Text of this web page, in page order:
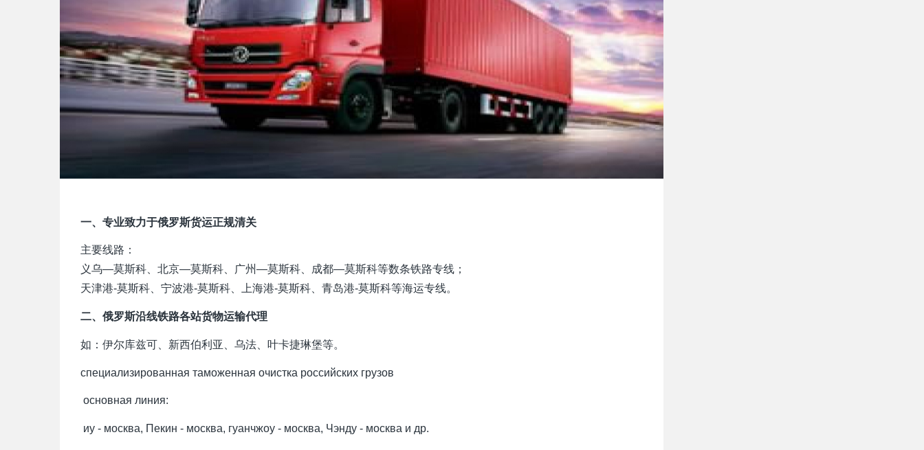
一、专业致力于俄罗斯货运正规清关
主要线路：
义乌—莫斯科、北京—莫斯科、广州—莫斯科、成都—莫斯科等数条铁路专线；
天津港-莫斯科、宁波港-莫斯科、上海港-莫斯科、青岛港-莫斯科等海运专线。
二、俄罗斯沿线铁路各站货物运输代理
如：伊尔库兹可、新西伯利亚、乌法、叶卡捷琳堡等。
специализированная таможенная очистка российских грузов
основная линия:
иу - москва, Пекин - москва, гуанчжоу - москва, Чэнду - москва и др.